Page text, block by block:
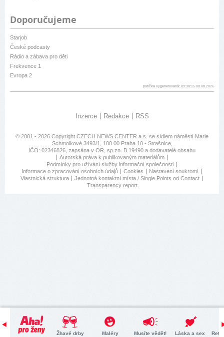
Žhavé drby Maléry Musíte vědět! Láska a sex
Doporučujeme
Starjob
České podcasty
Rádio a zábava pro děti
Frekvence 1
Evropa 2
patička vygenerovaná: 09:30:15 08.08.2026
Inzerce Redakce RSS
© 2001 - 2026 Copyright CZECH NEWS CENTER a.s. se sídlem náměstí Marie
Schmolkové 3493/1, 100 00 Praha 10 - Strašnice,
IČO: 02346826, zapsána v OR, sp.zn. B 19490 a dodavatelé obsahu
Autorská práva k publikovaným materiálům
Podmínky pro užívání služby informační společnosti
Informace o zpracování osobních údajů
Cookies
Nastavení soukromí
Vlastnická struktura
Jednotná kontaktní místa / Single Points od Contact
Transparency report